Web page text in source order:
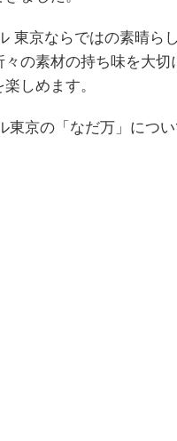
東京ならではの素晴ら
の素材の持ち味を大
しめます。
東京の「なだ万」につ